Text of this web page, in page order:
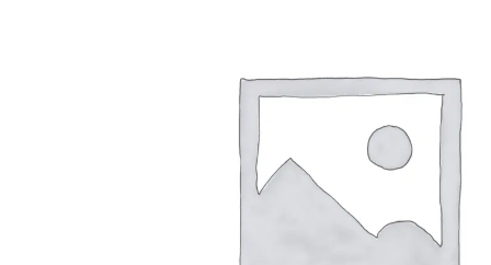
Arbres fruitiers
Plantes méditerranéennes et exotiques
Plantes
Plantes
Plantes
Plantes